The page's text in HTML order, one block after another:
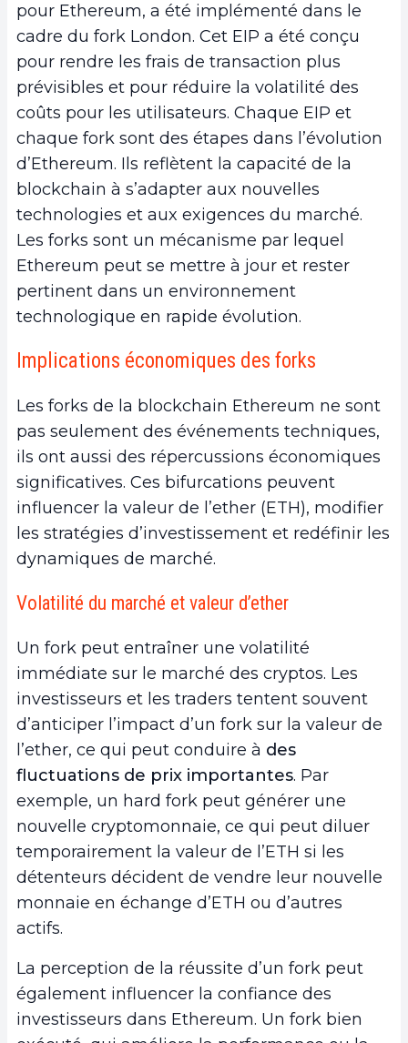
pour Ethereum, a été implémenté dans le
cadre du fork London. Cet EIP a été conçu
pour rendre les frais de transaction plus
prévisibles et pour réduire la volatilité des
coûts pour les utilisateurs. Chaque EIP et
chaque fork sont des étapes dans l’évolution
d’Ethereum. Ils reflètent la capacité de la
blockchain à s’adapter aux nouvelles
technologies et aux exigences du marché.
Les forks sont un mécanisme par lequel
Ethereum peut se mettre à jour et rester
pertinent dans un environnement
technologique en rapide évolution.
Implications économiques des forks
Les forks de la blockchain Ethereum ne sont
pas seulement des événements techniques,
ils ont aussi des répercussions économiques
significatives. Ces bifurcations peuvent
influencer la valeur de l’ether (ETH), modifier
les stratégies d’investissement et redéfinir les
dynamiques de marché.
Volatilité du marché et valeur d’ether
Un fork peut entraîner une volatilité
immédiate sur le marché des cryptos. Les
investisseurs et les traders tentent souvent
d’anticiper l’impact d’un fork sur la valeur de
l’ether, ce qui peut conduire à des
fluctuations de prix importantes. Par
exemple, un hard fork peut générer une
nouvelle cryptomonnaie, ce qui peut diluer
temporairement la valeur de l’ETH si les
détenteurs décident de vendre leur nouvelle
monnaie en échange d’ETH ou d’autres
actifs.
La perception de la réussite d’un fork peut
également influencer la confiance des
investisseurs dans Ethereum. Un fork bien